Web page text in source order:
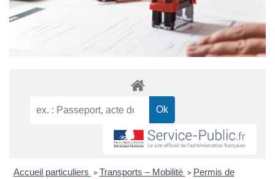
Accueil particuliers > Transports – Mobilité > Permis de